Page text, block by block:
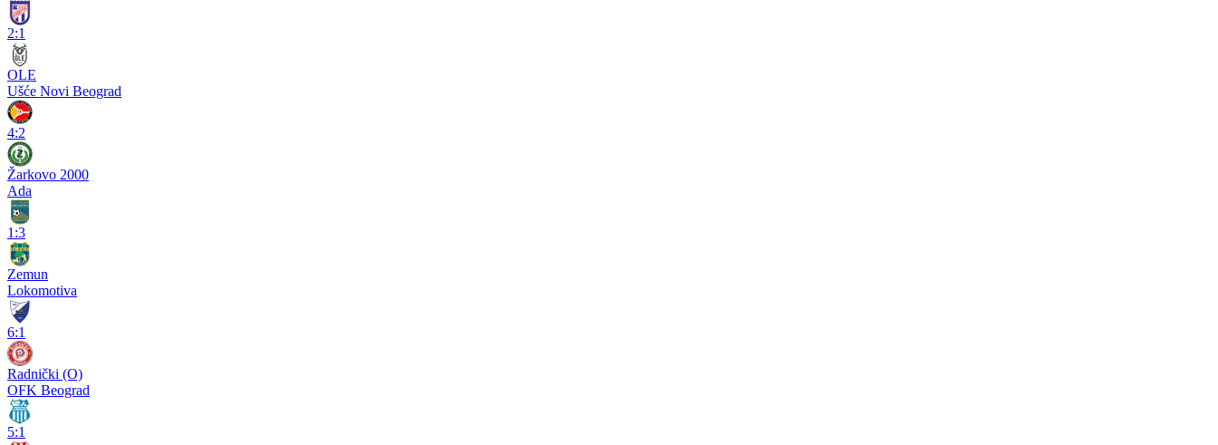
2:1
OLE
Ušće Novi Beograd
4:2
Žarkovo 2000
Ada
1:3
Zemun
Lokomotiva
6:1
Radnički (O)
OFK Beograd
5:1